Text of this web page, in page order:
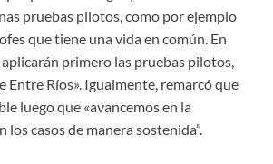
pruebas pilotos, como por ejemplo
que tiene una vida en común. En
primero las pruebas pilotos,
Entre Ríos». Igualmente, remarcó que
luego que «avancemos en la
los casos de manera sostenida”.